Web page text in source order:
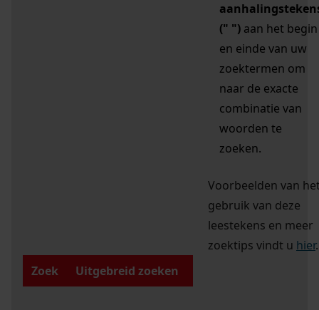
(" ") aan het begin
en einde van uw
zoektermen om
naar de exacte
combinatie van
woorden te
zoeken.
Voorbeelden van
gebruik van deze
leestekens en meer
zoektips vindt u hier.
Zoek
Uitgebreid zoeken